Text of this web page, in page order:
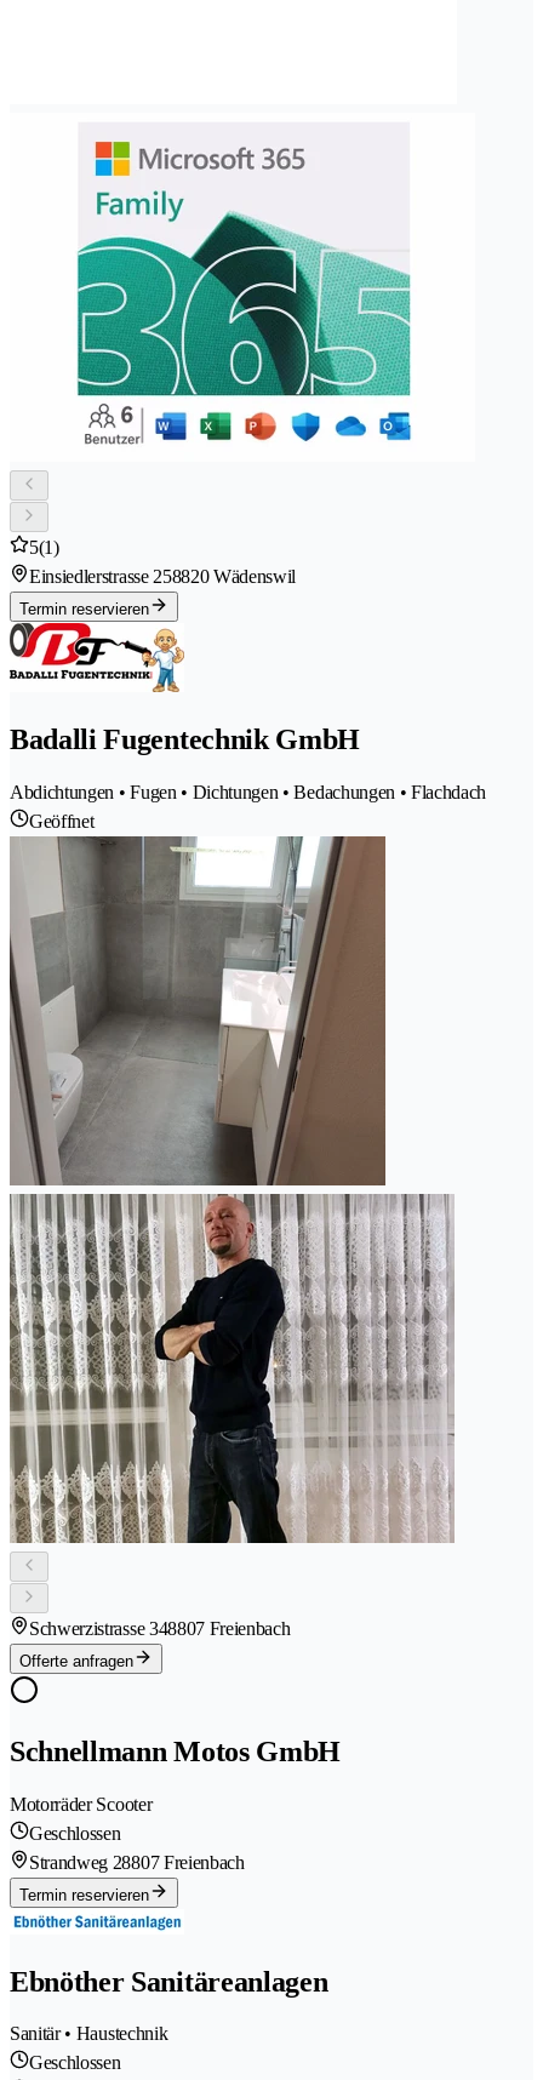
5(1)
Einsiedlerstrasse 258820 Wädenswil
Termin reservieren
Badalli Fugentechnik GmbH
Abdichtungen • Fugen • Dichtungen • Bedachungen • Flachdach
Geöffnet
Schwerzistrasse 348807 Freienbach
Offerte anfragen
Schnellmann Motos GmbH
Motorräder Scooter
Geschlossen
Strandweg 28807 Freienbach
Termin reservieren
Ebnöther Sanitäreanlagen
Sanitär • Haustechnik
Geschlossen